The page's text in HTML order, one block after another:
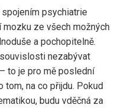
psychiatrie
mozku ze všech možných
a pochopitelně.
nezabývat
to je pro mě poslední
tom, na co přijdu. Pokud
budu vděčná za